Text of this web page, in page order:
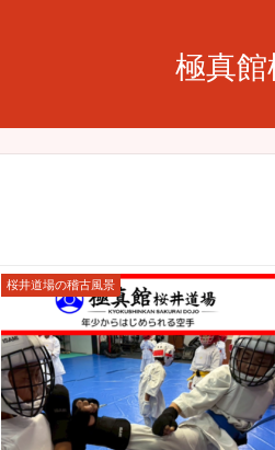
極真
桜井道場の稽古風景